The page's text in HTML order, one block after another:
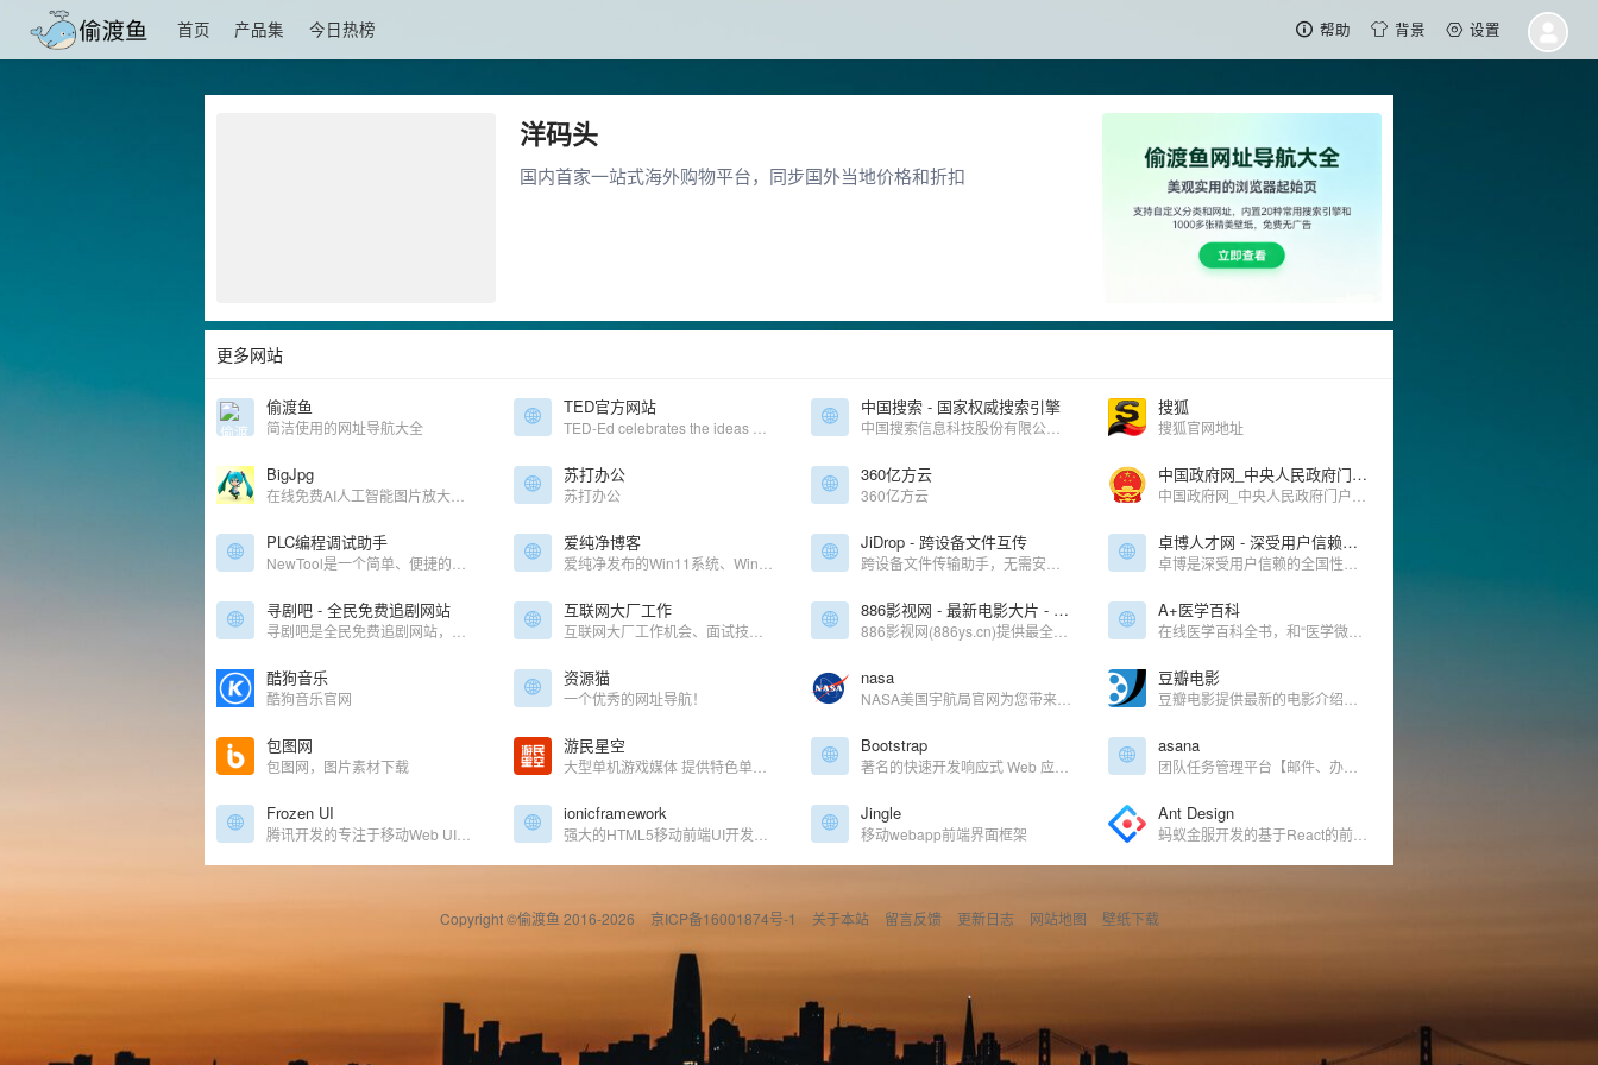
首页 产品集 今日热榜 帮助 背景 设置
洋码头
国内首家一站式海外购物平台，同步国外当地价格和折扣
更多网站
偷渡鱼
简洁使用的网址导航大全
TED官方网站 中国搜索 - 国家权威搜索引擎 搜狐
搜狐官网地址
BigJpg 苏打办公
苏打办公
360亿方云
360亿方云
中国政府网_中央人民政府门户网站
PLC编程调试助手 爱纯净博客 JiDrop - 跨设备文件互传 卓博人才网 - 深受用户信赖的全国性人才招聘平台
寻剧吧 - 全民免费追剧网站 互联网大厂工作 886影视网 - 最新电影大片 - 高清播播影院 - 最新好看的电视剧免费在线观看 A+医学百科
酷狗音乐
酷狗音乐官网
资源猫
一个优秀的网址导航！
nasa 豆瓣电影
包图网
包图网，图片素材下载
游民星空 Bootstrap asana
Frozen UI ionicframework Jingle
移动webapp前端界面框架
Ant Design
Copyright ©偷渡鱼 2016-2026 京ICP备16001874号-1 关于本站 留言反馈 更新日志 网站地图 壁纸下载